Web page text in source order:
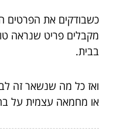
כשבודקים את הפרטים
מקבלים פריט שנראה
בבית.
ואז כל מה שנשאר זה
או מחמאה עצמית על